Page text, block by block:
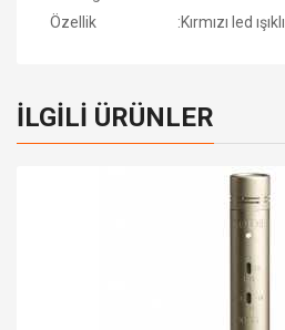
Özellik :Kırmızı led ışıklı
İLGILI ÜRÜNLER